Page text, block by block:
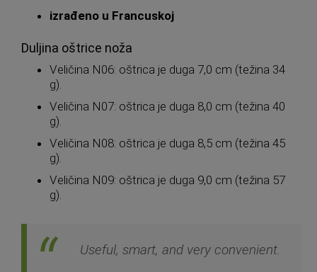
izrađeno u Francuskoj
Duljina oštrice noža
Veličina N06: oštrica je duga 7,0 cm (težina 34
g).
Veličina N07: oštrica je duga 8,0 cm (težina 40
g).
Veličina N08: oštrica je duga 8,5 cm (težina 45
g).
Veličina N09: oštrica je duga 9,0 cm (težina 57
g).
Useful, smart, and very convenient.